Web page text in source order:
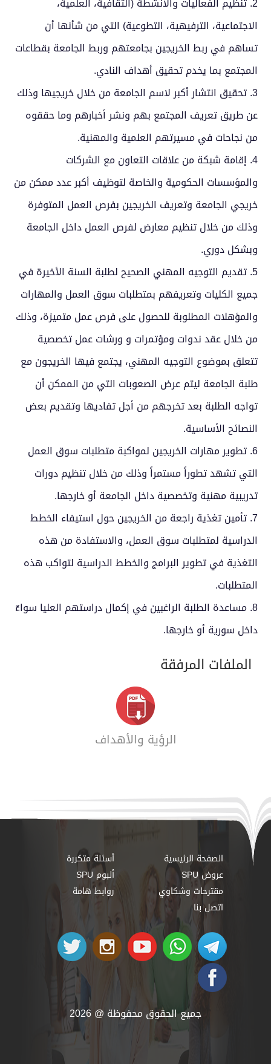
الاجتماعية، الترفيهية، التطوعية) التي من شأنها أن
تساهم في ربط الخريجين بجامعتهم وربط الجامعة بقطاعات
المجتمع بما يخدم تحقيق أهداف النادي.
3. تحقيق انتشار أكبر لاسم الجامعة من خلال خريجيها وذلك
عن طريق تعريف المجتمع بهم ونشر أخبارهم وما حققوه
من نجاحات في مسيرتهم العلمية والمهنية.
4. إقامة شبكة من علاقات التعاون مع الشركات
والمؤسسات الحكومية والخاصة لتوظيف أكبر عدد ممكن من
خريجي الجامعة وتعريف الخريجين بفرص العمل المتوفرة
وذلك من خلال تنظيم معارض لفرص العمل داخل الجامعة
وبشكل دوري.
5. تقديم التوجيه المهني الصحيح لطلبة السنة الأخيرة في
جميع الكليات وتعريفهم بمتطلبات سوق العمل والمهارات
والمؤهلات المطلوبة للحصول على فرص عمل متميزة، وذلك
من خلال عقد ندوات ومؤتمرات و ورشات عمل تخصصية
تتعلق بموضوع التوجيه المهني، يجتمع فيها الخريجون مع
طلبة الجامعة ليتم عرض الصعوبات التي من الممكن أن
تواجه الطلبة بعد تخرجهم من أجل تفاديها وتقديم بعض
النصائح الأساسية.
6. تطوير مهارات الخريجين لمواكبة متطلبات سوق العمل
التي تشهد تطوراً مستمراً وذلك من خلال تنظيم دورات
تدريبية مهنية وتخصصية داخل الجامعة أو خارجها.
7. تأمين تغذية راجعة من الخريجين حول استيفاء الخطط
الدراسية لمتطلبات سوق العمل، والاستفادة من هذه
التغذية في تطوير البرامج والخطط الدراسية لتواكب هذه
المتطلبات.
8. مساعدة الطلبة الراغبين في إكمال دراستهم العليا سواءٌ
داخل سورية أو خارجها.
الملفات المرفقة
الرؤية والأهداف
الصفحة الرئيسية
أسئلة متكررة
عروض SPU
ألبوم SPU
مقترحات وشكاوي
روابط هامة
اتصل بنا
جميع الحقوق محفوظة @ 2026